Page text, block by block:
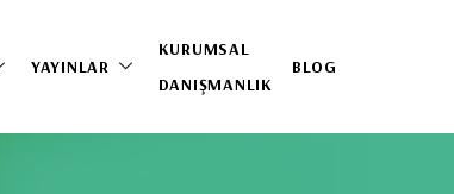
YAYINLAR
KURUMSAL
DANIŞMANLIK
BLOG